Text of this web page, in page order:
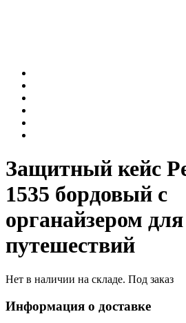
Защитный кейс
1535 бордовый с
органайзером для
путешествий
Нет в наличии на складе. Под заказ
Информация о доставке